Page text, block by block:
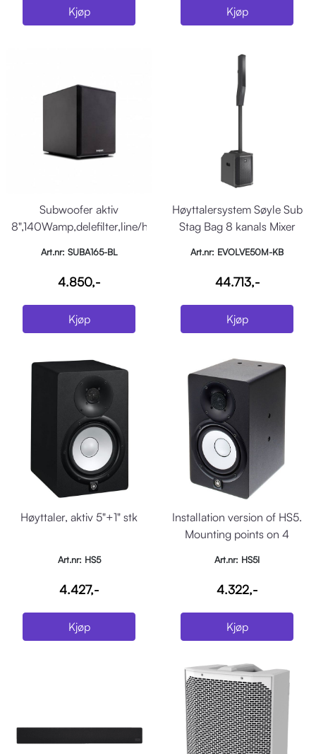
Kjøp Kjøp
Subwoofer aktiv
8",140Wamp,delefilter,line/høytt
Art.nr: SUBA165-BL
4.850,-
Kjøp
Høyttalersystem Søyle Sub
Stag Bag 8 kanals Mixer
Art.nr: EVOLVE50M-KB
44.713,-
Kjøp
Høyttaler, aktiv 5"+1" stk
Art.nr: HS5
4.427,-
Kjøp
Installation version of HS5.
Mounting points on 4
Art.nr: HS5I
4.322,-
Kjøp